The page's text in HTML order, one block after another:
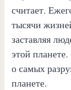
считает.
тысячи
заставляя
этой
о самых
планете.